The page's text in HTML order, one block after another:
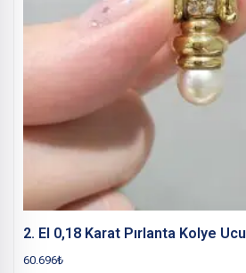
2. El 0,18 Karat Pırlanta Kolye Ucu
60.696₺